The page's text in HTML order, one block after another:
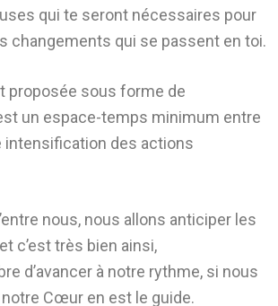
qui te seront nécessaires pour
changements qui se passent en toi.
proposée sous forme de
un espace-temps minimum entre
intensification des actions
nous, nous allons anticiper les
c’est très bien ainsi,
d’avancer à notre rythme, si nous
Cœur en est le guide.